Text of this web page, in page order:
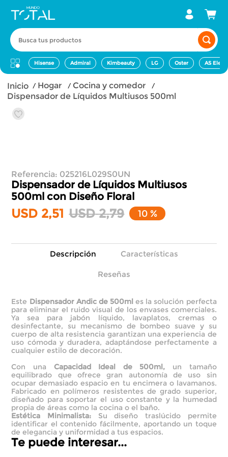
Busca tus productos
Hisense Admiral Kimbeauty LG Oster AS
hogar
cocina y comedor
Dispensador de Líquidos Multiusos 500ml
Referencia: 025216L029S0UN
Dispensador de Líquidos Multiusos
500ml con Diseño Floral
USD 2,51 USD 2,79 10 %
Descripción Características
Reseñas
Este Dispensador Andic de 500ml es la solución perfecta
para eliminar el ruido visual de los envases comerciales.
Ya sea para jabón líquido, lavaplatos, cremas o
desinfectante, su mecanismo de bombeo suave y su
cuerpo de alta resistencia garantizan una experiencia de
uso cómoda y duradera, adaptándose perfectamente a
cualquier estilo de decoración.
Con una Capacidad Ideal de 500ml, un tamaño
equilibrado que ofrece gran autonomía de uso sin
ocupar demasiado espacio en tu encimera o lavamanos.
Fabricado en polímeros resistentes de grado superior,
diseñado para soportar el uso constante y la humedad
propia de áreas como la cocina o el baño.
Estética Minimalista: Su diseño traslúcido permite
identificar el contenido fácilmente, aportando un toque
de elegancia y uniformidad a tus espacios.
Te puede interesar...